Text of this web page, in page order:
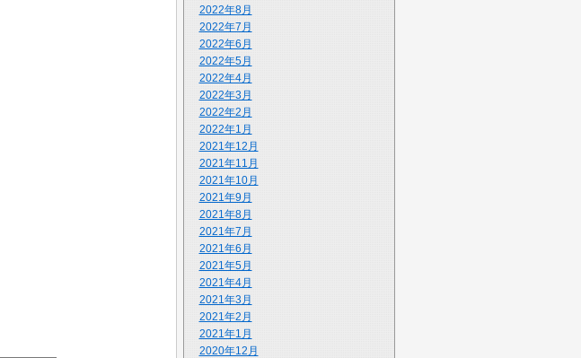
2022年8月
2022年7月
2022年6月
2022年5月
2022年4月
2022年3月
2022年2月
2022年1月
2021年12月
2021年11月
2021年10月
2021年9月
2021年8月
2021年7月
2021年6月
2021年5月
2021年4月
2021年3月
2021年2月
2021年1月
2020年12月